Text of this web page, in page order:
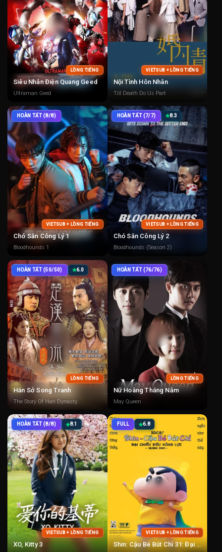
LỒNG TIẾNG
Siêu Nhân Điện Quang Geed
Ultraman Geed
VIETSUB + LỒNG TIẾNG
Nội Tình Hôn Nhân
Till Death Do Us Part
HOÀN TẤT (8/8)
VIETSUB + LỒNG TIẾNG
Chó Săn Công Lý 1
Bloodhounds 1
HOÀN TẤT (7/7) 8.3
VIETSUB + LỒNG TIẾNG
Chó Săn Công Lý 2
Bloodhounds (Season 2)
HOÀN TẤT (50/50) 6.0
LỒNG TIẾNG
Hán Sở Song Tranh
The Story Of Han Dynasty
HOÀN TẤT (76/76)
LỒNG TIẾNG
Nữ Hoàng Tháng Năm
May Queen
HOÀN TẤT (8/8) 8.1
VIETSUB + LỒNG TIẾNG
XO, Kitty 3
FULL 6.8
VIETSUB + LỒNG TIẾNG
Shin: Cậu Bé Bút Chì 31: Đại Chiến Siêu Năng Lực ~ Sushi Bay ~